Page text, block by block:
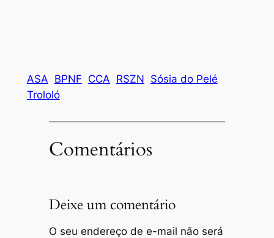
ASA BPNF CCA RSZN Sósia do Pelé
Trololó
Comentários
Deixe um comentário
O seu endereço de e-mail não será